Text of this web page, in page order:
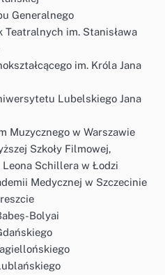
Generalnego
im. Stanisława
im. Króla Jana
Lubelskiego Jana
Muzycznego w Warszawie
Szkoły Filmowej,
Schillera w Łodzi
Medycznej w Szczecinie
Bolyai